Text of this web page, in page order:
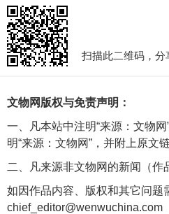
扫描此二维码，分
文物网版权与免责声明：
一、凡本站中注明“来源：文物
明“来源：文物网”，并附上原文链
二、凡来源非文物网的新闻（
如因作品内容、版权和其它问
chief_editor@wenwuchina.com